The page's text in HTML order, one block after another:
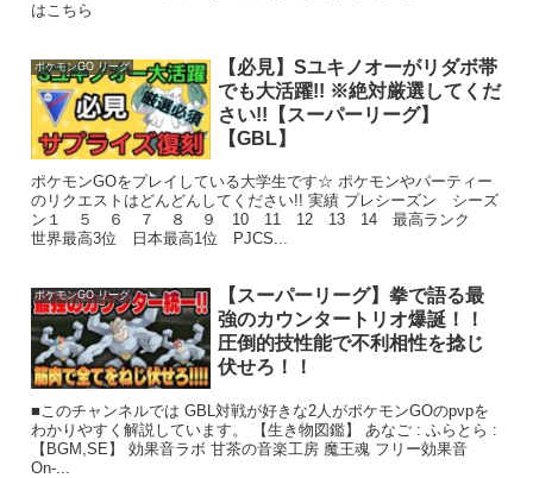
はこちら
ポケモンGO リーグ
【必見】Sユキノオーがリダボ帯
でも大活躍!! ※絶対厳選してくだ
さい!!【スーパーリーグ】
【GBL】
ポケモンGOをプレイしている大学生です☆ ポケモンやパーティー
のリクエストはどんどんしてください!! 実績 プレシーズン シーズ
ン１ ５ ６ ７ ８ ９ 10 11 12 13 14 最高ランク
世界最高3位 日本最高1位 PJCS...
ポケモンGO リーグ
【スーパーリーグ】拳で語る最
強のカウンタートリオ爆誕！！
圧倒的技性能で不利相性を捻じ
伏せろ！！
■このチャンネルでは GBL対戦が好きな2人がポケモンGOのpvpを
わかりやすく解説しています。 【生き物図鑑】 あなご : ふらとら :
【BGM,SE】 効果音ラボ ​ 甘茶の音楽工房 ​ 魔王魂 ​ フリー効果音
On-...